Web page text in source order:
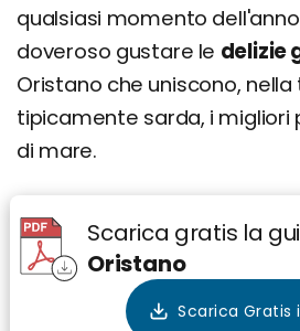
qualsiasi momento
doveroso gustare le delizie
Oristano che uniscono, nella
tipicamente sarda, i
di mare.
Scarica gratis la
Oristano